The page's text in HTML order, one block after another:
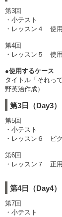
第3回
・小テスト
・レッスン４ 使
第4回
・レッスン５ 使
●使用するケース
タイトル「それっ
野英治作成）
第3日（Day3）
第5回
・小テスト
・レッスン６ ピ
第6回
・レッスン７ 正
第4日（Day4）
第7回
・小テスト